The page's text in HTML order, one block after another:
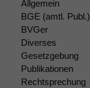
Allgemein
BGE (amtl. Publ.)
BVGer
Diverses
Gesetzgebung
Publikationen
Rechtsprechung